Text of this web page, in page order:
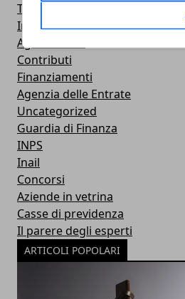
Turismo
Incentivi
Agevolazioni
Contributi
Finanziamenti
Agenzia delle Entrate
Uncategorized
Guardia di Finanza
INPS
Inail
Concorsi
Aziende in vetrina
Casse di previdenza
Il parere degli esperti
ARTICOLI POPOLARI